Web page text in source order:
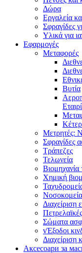
Δώρα
Εργαλεία
Σφραγίδες
Υλικά για
Εφαρμογές
Μεταφορές
Βυτία
Μετρητές:
Σφραγίδες
Τράπεζες
Τελωνεία
Βιομηχανία
Χημική
Νοσοκομεία
Σώματα
vΈξοδοι
Διαχείριση
Аксесоари за